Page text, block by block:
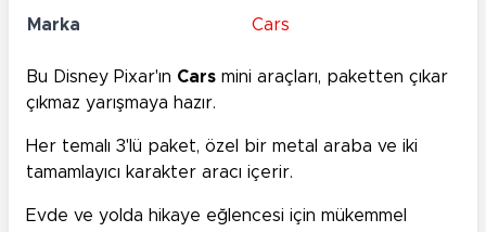
Marka Cars
Bu Disney Pixar'ın Cars mini araçları, paketten çıkar
çıkmaz yarışmaya hazır.
Her temalı 3'lü paket, özel bir metal araba ve iki
tamamlayıcı karakter aracı içerir.
Evde ve yolda hikaye eğlencesi için mükemmel